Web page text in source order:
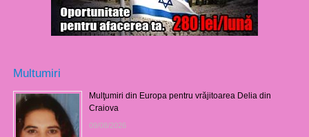
Multumiri
Mulţumiri din Europa pentru vrăjitoarea Delia din
Craiova
09/08/2026